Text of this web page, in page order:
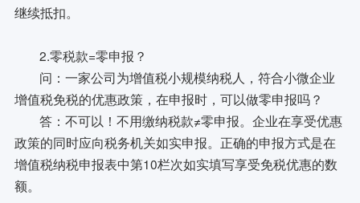
继续抵扣。
2.零税款=零申报？
问：一家公司为增值税小规模纳税人，符合小微企业
增值税免税的优惠政策，在申报时，可以做零申报吗？
答：不可以！不用缴纳税款≠零申报。企业在享受优惠
政策的同时应向税务机关如实申报。正确的申报方式是在
增值税纳税申报表中第10栏次如实填写享受免税优惠的数
额。